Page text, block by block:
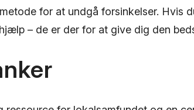
for at undgå forsinkelser. Hvis
– de er der for at give dig den